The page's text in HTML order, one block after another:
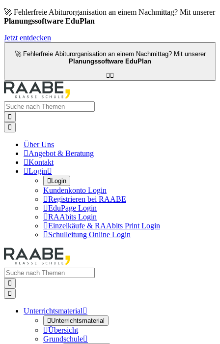
🚀 Fehlerfreie Abiturorganisation an einem Nachmittag? Mit unserer
Planungssoftware EduPlan
Jetzt entdecken
🚀 Fehlerfreie Abiturorganisation an einem Nachmittag? Mit unserer
Planungssoftware EduPlan



Über Uns
Angebot & Beratung
Kontakt
Login
Login
Kundenkonto Login
Registrieren bei RAABE
EduPage Login
RAAbits Login
Einzelkäufe & RAAbits Print Login
Schulleitung Online Login


Unterrichtsmaterial
Unterrichtsmaterial
Übersicht
Grundschule